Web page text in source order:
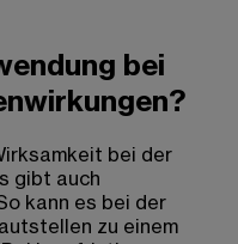
bei
bei der
gibt auch
kann es bei der
zu einem